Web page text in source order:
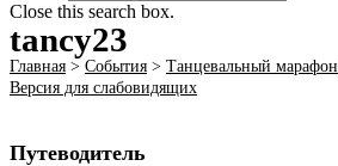
Close this search box.
tancy23
Главная > События > Танцевальный марафон
Версия для слабовидящих
Путеводитель